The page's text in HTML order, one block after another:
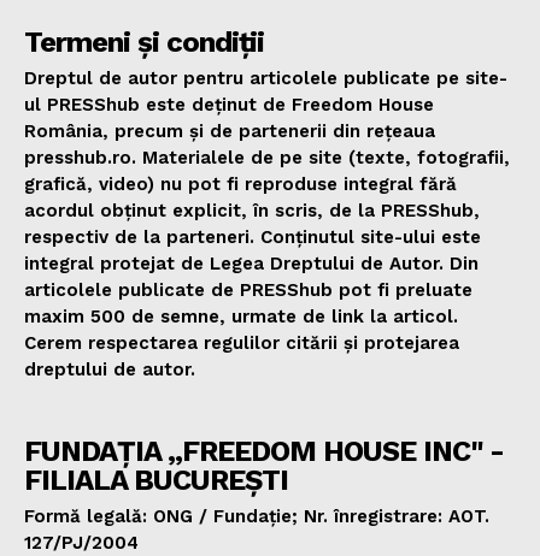
Termeni și condiții
Dreptul de autor pentru articolele publicate pe site-
ul PRESShub este deținut de Freedom House
România, precum și de partenerii din rețeaua
presshub.ro. Materialele de pe site (texte, fotografii,
grafică, video) nu pot fi reproduse integral fără
acordul obținut explicit, în scris, de la PRESShub,
respectiv de la parteneri. Conținutul site-ului este
integral protejat de Legea Dreptului de Autor. Din
articolele publicate de PRESShub pot fi preluate
maxim 500 de semne, urmate de link la articol.
Cerem respectarea regulilor citării și protejarea
dreptului de autor.
FUNDAȚIA „FREEDOM HOUSE INC" -
FILIALA BUCUREȘTI
Formă legală: ONG / Fundație; Nr. înregistrare: AOT.
127/PJ/2004